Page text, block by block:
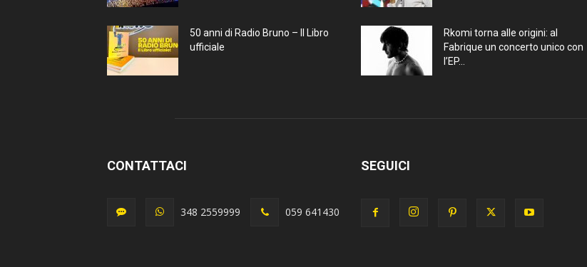
50 anni di Radio Bruno – Il Libro
ufficiale
Rkomi torna alle origini: al
Fabrique un concerto unico con
l’EP...
CONTATTACI
348 2559999 059 641430
SEGUICI